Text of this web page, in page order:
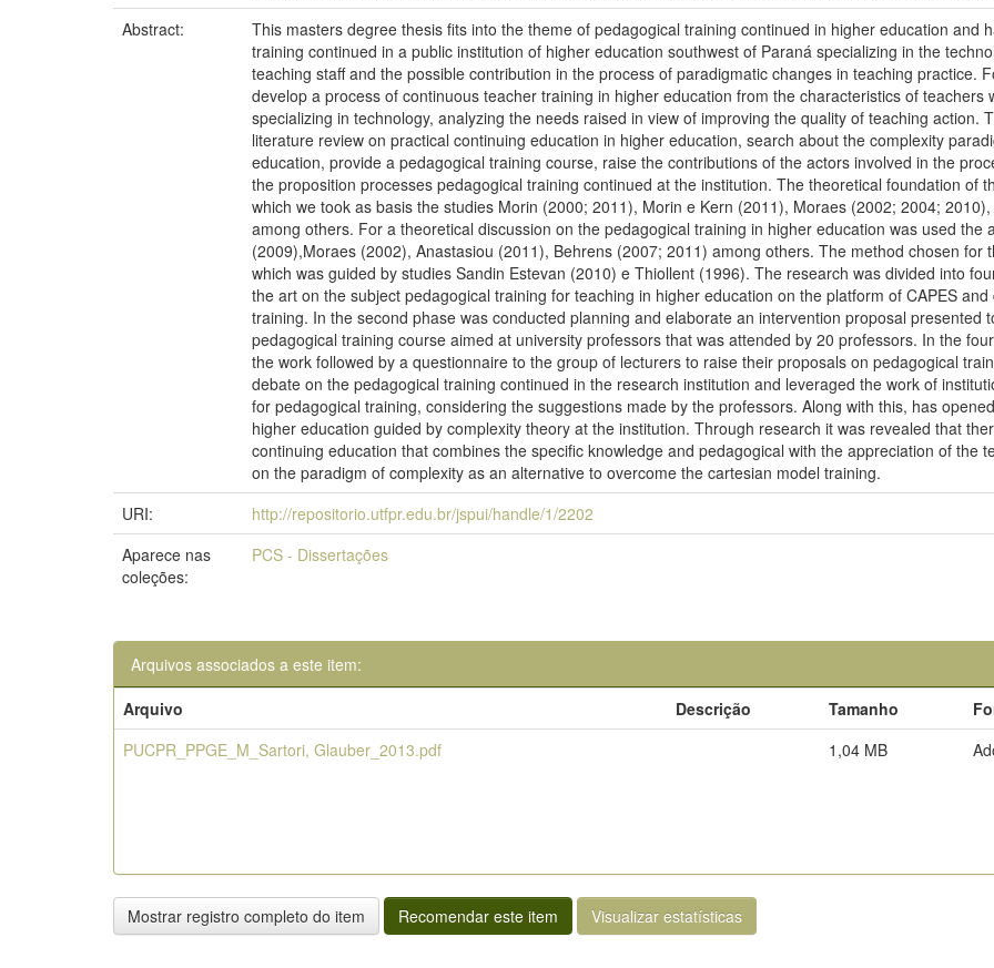
Abstract:
This masters degree thesis fits into the theme of pedagogical training continued in higher education and
training continued in a public institution of higher education southwest of Paraná specializing in the
teaching staff and the possible contribution in the process of paradigmatic changes in teaching practice.
develop a process of continuous teacher training in higher education from the characteristics of
specializing in technology, analyzing the needs raised in view of improving the quality of teaching action.
literature review on practical continuing education in higher education, search about the complexity
education, provide a pedagogical training course, raise the contributions of the actors involved in the
the proposition processes pedagogical training continued at the institution. The theoretical foundation of
which we took as basis the studies Morin (2000; 2011), Morin e Kern (2011), Moraes (2002; 2004;
among others. For a theoretical discussion on the pedagogical training in higher education was used the
(2009),Moraes (2002), Anastasiou (2011), Behrens (2007; 2011) among others. The method chosen for
which was guided by studies Sandin Estevan (2010) e Thiollent (1996). The research was divided into
the art on the subject pedagogical training for teaching in higher education on the platform of CAPES
training. In the second phase was conducted planning and elaborate an intervention proposal presented
pedagogical training course aimed at university professors that was attended by 20 professors. In the
the work followed by a questionnaire to the group of lecturers to raise their proposals on pedagogical
debate on the pedagogical training continued in the research institution and leveraged the work of
for pedagogical training, considering the suggestions made by the professors. Along with this, has
higher education guided by complexity theory at the institution. Through research it was revealed that
continuing education that combines the specific knowledge and pedagogical with the appreciation of the
on the paradigm of complexity as an alternative to overcome the cartesian model training.
URI:
http://repositorio.utfpr.edu.br/jspui/handle/1/2202
Aparece nas
coleções:
PCS - Dissertações
Arquivos associados a este item:
Arquivo
Descrição Tamanho
PUCPR_PPGE_M_Sartori, Glauber_2013.pdf
1,04 MB
Mostrar registro completo do item Recomendar este item Visualizar estatísticas